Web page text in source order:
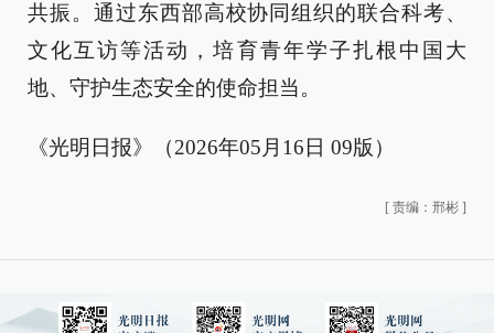
共振。通过东西部高校协同组织的联合科考、
文化互访等活动，培育青年学子扎根中国大
地、守护生态安全的使命担当。
《光明日报》（2026年05月16日 09版）
[ 责编：邢彬 ]